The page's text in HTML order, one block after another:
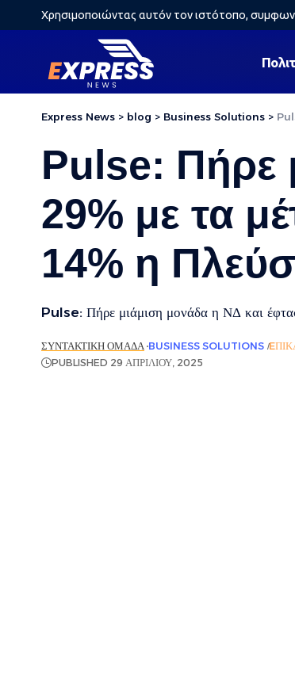
Χρησιμοποιώντας αυτόν τον ιστότοπο,
Express News > blog > Business Solutions >
Pulse: Πήρε
29% με τα
14% η
Pulse: Πήρε μιάμιση μονάδα η ΝΔ και
ΣΥΝΤΑΚΤΙΚΉ ΟΜΆΔΑ BUSINESS SOLUTIONS
PUBLISHED 29 ΑΠΡΙΛΊΟΥ, 2025